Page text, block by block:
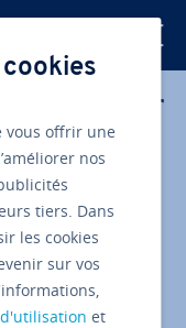
premier
et
vous offrir une
nos
tiers. Dans
les cookies
sur vos
et